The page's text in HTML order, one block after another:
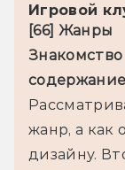
Игровой
Знакомство
жанр, а как
дизайну.